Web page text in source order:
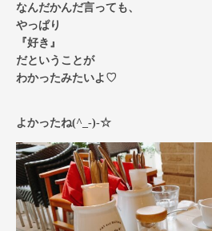
なんだかんだ言っても、
やっぱり
『好き』
だということが
わかったみたいよ♡
よかったね(^_-)-☆